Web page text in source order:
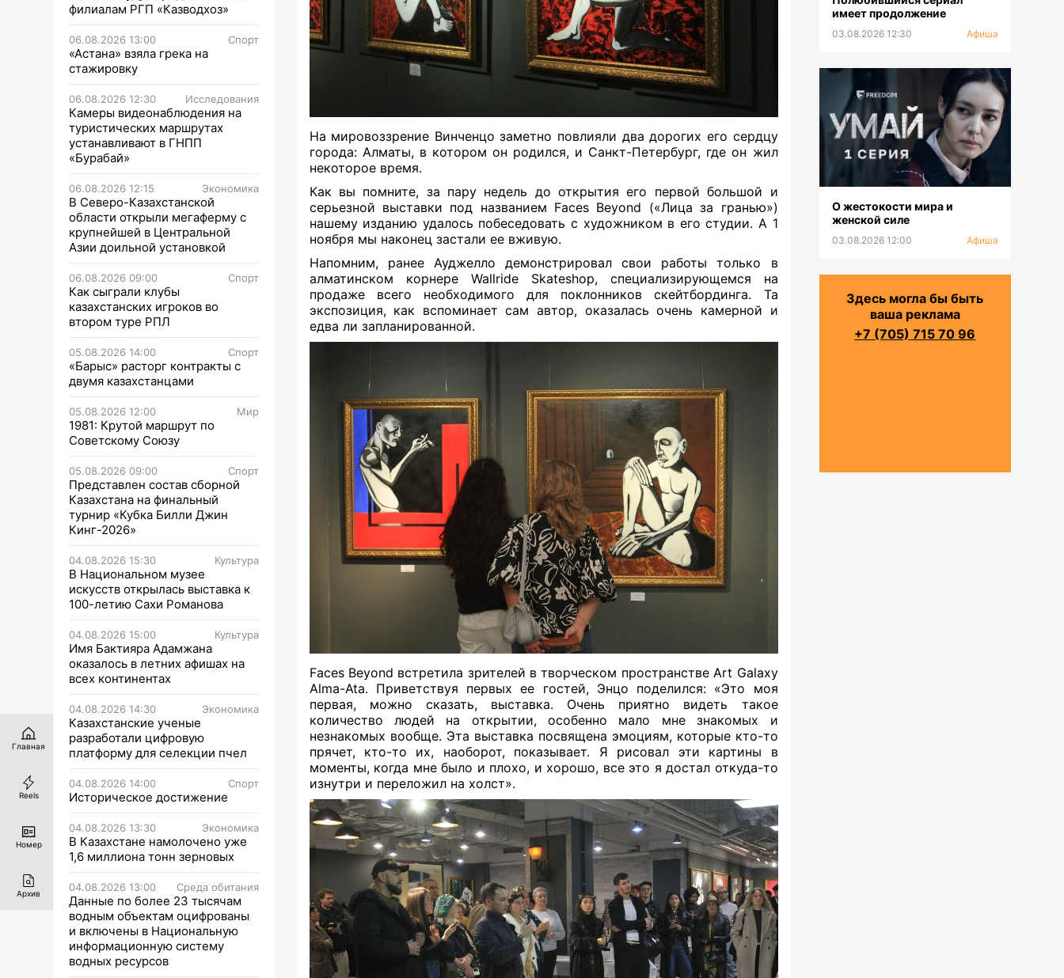
филиалам РГП «Казводхоз»
06.08.2026 13:00 Спорт
«Астана» взяла грека на
стажировку
06.08.2026 12:30 Исследования
Камеры видеонаблюдения на
туристических маршрутах
устанавливают в ГНПП
«Бурабай»
06.08.2026 12:15 Экономика
В Северо-Казахстанской
области открыли мегаферму с
крупнейшей в Центральной
Азии доильной установкой
06.08.2026 09:00 Спорт
Как сыграли клубы
казахстанских игроков во
втором туре РПЛ
05.08.2026 14:00 Спорт
«Барыс» расторг контракты с
двумя казахстанцами
05.08.2026 12:00 Мир
1981: Крутой маршрут по
Советскому Союзу
05.08.2026 09:00 Спорт
Представлен состав сборной
Казахстана на финальный
турнир «Кубка Билли Джин
Кинг-2026»
04.08.2026 15:30 Культура
В Национальном музее
искусств открылась выставка к
100-летию Сахи Романова
04.08.2026 15:00 Культура
Имя Бактияра Адамжана
оказалось в летних афишах на
всех континентах
04.08.2026 14:30 Экономика
Казахстанские ученые
разработали цифровую
платформу для селекции пчел
04.08.2026 14:00 Спорт
Историческое достижение
04.08.2026 13:30 Экономика
В Казахстане намолочено уже
1,6 миллиона тонн зерновых
04.08.2026 13:00 Среда обитания
Данные по более 23 тысячам
водным объектам оцифрованы
и включены в Национальную
информационную систему
водных ресурсов
На мировоззрение Винченцо заметно повлияли два дорогих его сердцу
города: Алматы, в котором он родился, и Санкт-Петербург, где он жил
некоторое время.
Как вы помните, за пару недель до открытия его первой большой и
серьезной выставки под названием Faces Beyond («Лица за гранью»)
нашему изданию удалось побеседовать с художником в его студии. А 1
ноября мы наконец застали ее вживую.
Напомним, ранее Ауджелло демонстрировал свои работы только в
алматинском корнере Wallride Skateshop, специализирующемся на
продаже всего необходимого для поклонников скейтбординга. Та
экспозиция, как вспоминает сам автор, оказалась очень камерной и
едва ли запланированной.
Faces Beyond встретила зрителей в творческом пространстве Art Galaxy
Alma-Ata. Приветствуя первых ее гостей, Энцо поделился: «Это моя
первая, можно сказать, выставка. Очень приятно видеть такое
количество людей на открытии, особенно мало мне знакомых и
незнакомых вообще. Эта выставка посвящена эмоциям, которые кто-то
прячет, кто-то их, наоборот, показывает. Я рисовал эти картины в
моменты, когда мне было и плохо, и хорошо, все это я достал откуда-то
изнутри и переложил на холст».
имеет продолжение
03.08.2026 12:30 Афиша
О жестокости мира и
женской силе
03.08.2026 12:00 Афиша
Здесь могла бы быть
ваша реклама
+7 (705) 715 70 96
Главная
Reels
Номер
Архив